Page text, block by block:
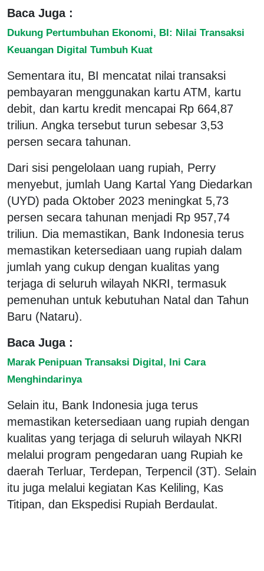
Baca Juga :
Dukung Pertumbuhan Ekonomi, BI: Nilai Transaksi
Keuangan Digital Tumbuh Kuat
Sementara itu, BI mencatat nilai transaksi
pembayaran menggunakan kartu ATM, kartu
debit, dan kartu kredit mencapai Rp 664,87
triliun. Angka tersebut turun sebesar 3,53
persen secara tahunan.
Dari sisi pengelolaan uang rupiah, Perry
menyebut, jumlah Uang Kartal Yang Diedarkan
(UYD) pada Oktober 2023 meningkat 5,73
persen secara tahunan menjadi Rp 957,74
triliun. Dia memastikan, Bank Indonesia terus
memastikan ketersediaan uang rupiah dalam
jumlah yang cukup dengan kualitas yang
terjaga di seluruh wilayah NKRI, termasuk
pemenuhan untuk kebutuhan Natal dan Tahun
Baru (Nataru).
Baca Juga :
Marak Penipuan Transaksi Digital, Ini Cara
Menghindarinya
Selain itu, Bank Indonesia juga terus
memastikan ketersediaan uang rupiah dengan
kualitas yang terjaga di seluruh wilayah NKRI
melalui program pengedaran uang Rupiah ke
daerah Terluar, Terdepan, Terpencil (3T). Selain
itu juga melalui kegiatan Kas Keliling, Kas
Titipan, dan Ekspedisi Rupiah Berdaulat.